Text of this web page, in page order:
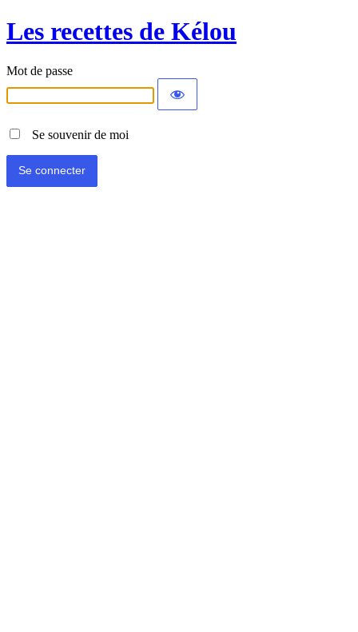
Les recettes de Kélou
Mot de passe
Se souvenir de moi